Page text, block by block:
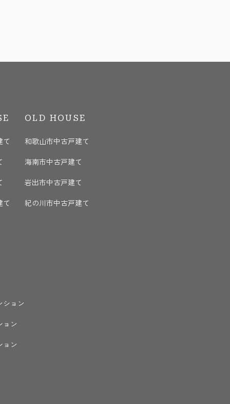
て
て
OLD HOUSE
和歌山市中古戸建て
海南市中古戸建て
岩出市中古戸建て
紀の川市中古戸建て
ション
ョン
ョン